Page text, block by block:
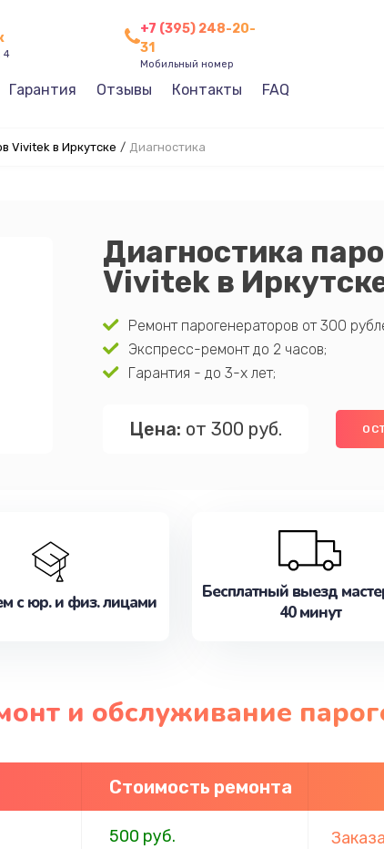
4
+7 (395) 248-20-
31
Мобильный номер
Гарантия Отзывы Контакты FAQ
Vivitek в Иркутске / Диагностика
Диагностика
Vivitek в
Ремонт парогенераторов от 300
Экспресс-ремонт до 2 часов;
Гарантия - до 3-х лет;
Цена: от 300 руб.
с юр. и физ. лицами
Бесплатный выезд
40 минут
и обслуживание
Стоимость ремонта
500 руб.